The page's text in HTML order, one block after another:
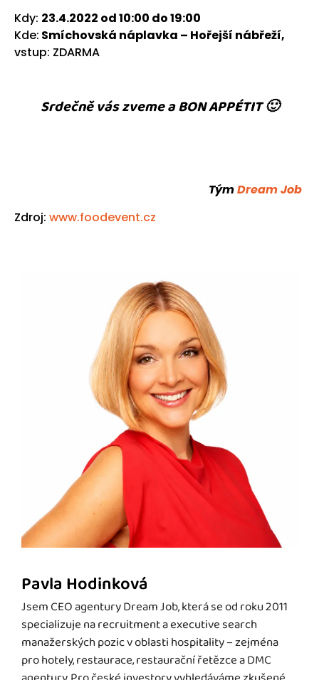
Kdy: 23.4.2022 od 10:00 do 19:00
Kde: Smíchovská náplavka – Hořejší nábřeží,
vstup: ZDARMA
Srdečně vás zveme a BON APPÉTIT 🙂
TýmDream Job
Zdroj: www.foodevent.cz
Pavla Hodinková
Jsem CEO agentury Dream Job, která se od roku 2011
specializuje na recruitment a executive search
manažerských pozic v oblasti hospitality – zejména
pro hotely, restaurace, restaurační řetězce a DMC